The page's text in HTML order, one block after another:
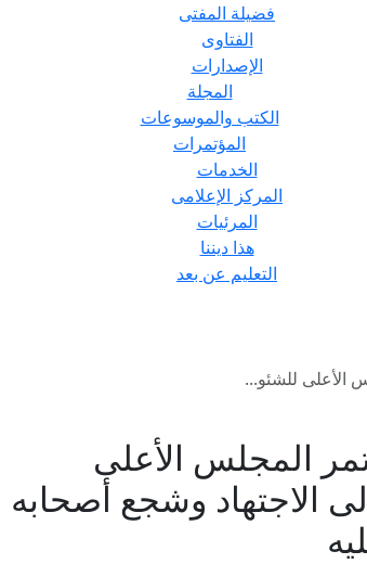
فضيلة المفتى
الفتاوى
الإصدارات
المجلة
الكتب والموسوعات
المؤتمرات
الخدمات
المركز الإعلامى
المرئيات
هذا ديننا
التعليم عن بعد
الأعلى للشئو...
المجلس الأعلى
الاجتهاد وشجع أصحابه